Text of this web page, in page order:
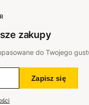
zakupy
do Twojego
Zapisz się